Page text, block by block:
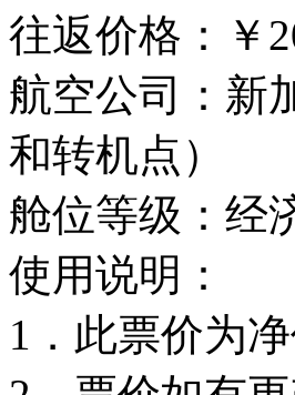
往返价格：￥
航空公司：新
和转机点）
舱位等级：经
使用说明：
1．此票价为